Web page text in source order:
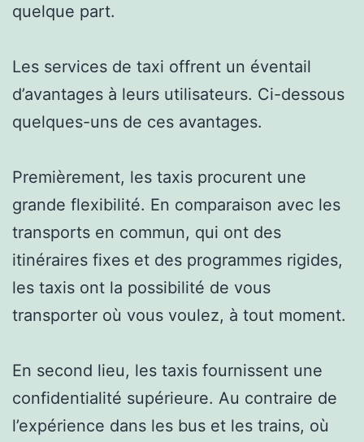
quelque part.
Les services de taxi offrent un éventail
d’avantages à leurs utilisateurs. Ci-dessous
quelques-uns de ces avantages.
Premièrement, les taxis procurent une
grande flexibilité. En comparaison avec les
transports en commun, qui ont des
itinéraires fixes et des programmes rigides,
les taxis ont la possibilité de vous
transporter où vous voulez, à tout moment.
En second lieu, les taxis fournissent une
confidentialité supérieure. Au contraire de
l’expérience dans les bus et les trains, où